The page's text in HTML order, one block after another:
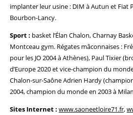
implanter leur usine : DIM à Autun et Fiat
Bourbon-Lancy.
Sport : basket l’Élan Chalon, Charnay
Montceau gym. Régates mâconnaises :
pour les JO 2004 à Athènes), Paul Tixier
d’Europe 2020 et vice-champion du
Chalon-sur-Saône Adrien Hardy
2004, champion du monde en 2003 à
Sites Internet : www.saoneetloire71.fr,